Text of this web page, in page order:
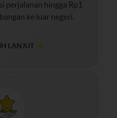
perjalanan hingga Rp1
ke luar negeri.
LANJUT